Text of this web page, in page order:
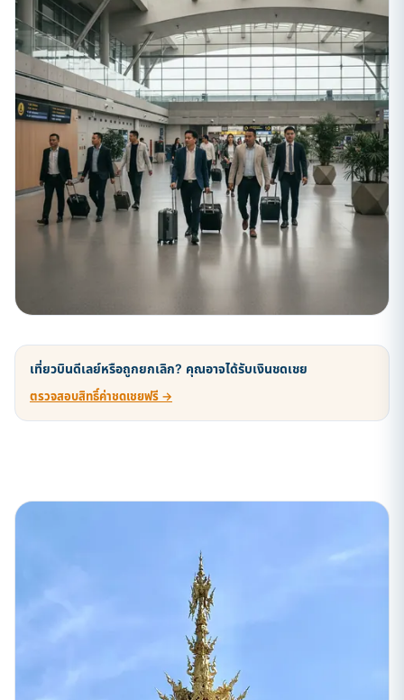
เที่ยวบินดีเลย์หรือถูกยกเลิก? คุณอาจได้รับเงินชดเชย
ตรวจสอบสิทธิ์ค่าชดเชยฟรี →